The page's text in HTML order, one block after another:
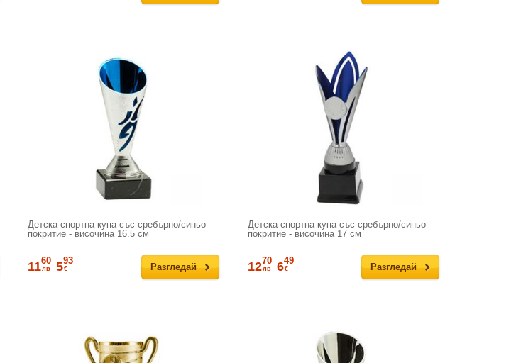
Детска спортна купа със сребърно/синьо
покритие - височина 16.5 см
Разгледай
1160
лв 593
€
Детска спортна купа със сребърно/синьо
покритие - височина 17 см
Разгледай
1270
лв 649
€